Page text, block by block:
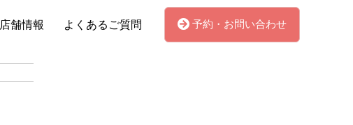
店舗情報 よくあるご質問 予約・お問い合わせ